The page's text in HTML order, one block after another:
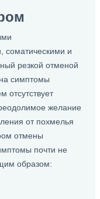
соматическими и
резкой отменой
симптомы
отсутствует
желание
от похмелья
отмены
почти не
образом: